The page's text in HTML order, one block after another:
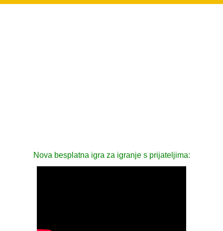
Nova besplatna igra za igranje s prijateljima: